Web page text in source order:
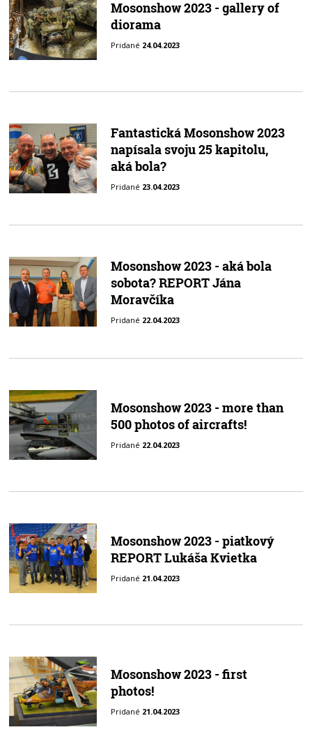
Mosonshow 2023 - gallery of
diorama
Pridané 24.04.2023
Fantastická Mosonshow 2023
napísala svoju 25 kapitolu,
aká bola?
Pridané 23.04.2023
Mosonshow 2023 - aká bola
sobota? REPORT Jána
Moravčíka
Pridané 22.04.2023
Mosonshow 2023 - more than
500 photos of aircrafts!
Pridané 22.04.2023
Mosonshow 2023 - piatkový
REPORT Lukáša Kvietka
Pridané 21.04.2023
Mosonshow 2023 - first
photos!
Pridané 21.04.2023